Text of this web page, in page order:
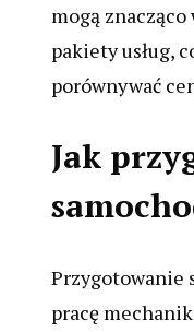
mogą
pakiety usług,
porównywać
Jak
Przygotowanie
pracę